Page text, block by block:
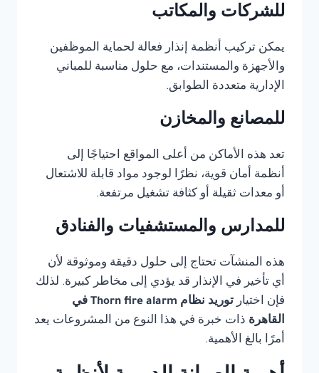
للشركات والمكاتب
يمكن تركيب أنظمة إنذار فعالة لحماية الموظفين
والأجهزة والمستندات، مع حلول مناسبة للمباني
الإدارية متعددة الطوابق.
للمصانع والمخازن
تعد هذه الأماكن من أعلى المواقع احتياجًا إلى
أنظمة أمان قوية، نظرًا لوجود مواد قابلة للاشتعال
أو معدات ثقيلة أو كثافة تشغيل مرتفعة.
للمدارس والمستشفيات والفنادق
هذه المنشآت تحتاج إلى حلول دقيقة وموثوقة لأن
أي تأخير في الإنذار قد يؤدي إلى مخاطر كبيرة. لذلك
فإن اختيار
توريد نظام Thorn fire alarm في
القاهرة ذات خبرة في هذا النوع من المشروعات يعد
أمرًا بالغ الأهمية.